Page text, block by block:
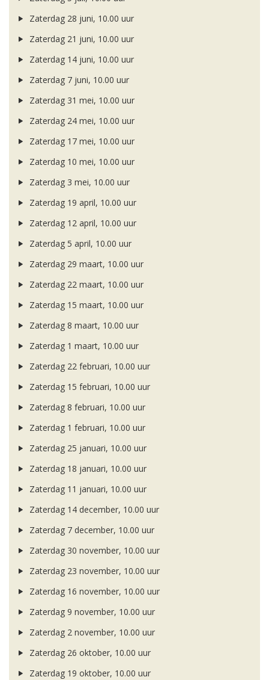
Zaterdag 28 juni, 10.00 uur
Zaterdag 21 juni, 10.00 uur
Zaterdag 14 juni, 10.00 uur
Zaterdag 7 juni, 10.00 uur
Zaterdag 31 mei, 10.00 uur
Zaterdag 24 mei, 10.00 uur
Zaterdag 17 mei, 10.00 uur
Zaterdag 10 mei, 10.00 uur
Zaterdag 3 mei, 10.00 uur
Zaterdag 19 april, 10.00 uur
Zaterdag 12 april, 10.00 uur
Zaterdag 5 april, 10.00 uur
Zaterdag 29 maart, 10.00 uur
Zaterdag 22 maart, 10.00 uur
Zaterdag 15 maart, 10.00 uur
Zaterdag 8 maart, 10.00 uur
Zaterdag 1 maart, 10.00 uur
Zaterdag 22 februari, 10.00 uur
Zaterdag 15 februari, 10.00 uur
Zaterdag 8 februari, 10.00 uur
Zaterdag 1 februari, 10.00 uur
Zaterdag 25 januari, 10.00 uur
Zaterdag 18 januari, 10.00 uur
Zaterdag 11 januari, 10.00 uur
Zaterdag 14 december, 10.00 uur
Zaterdag 7 december, 10.00 uur
Zaterdag 30 november, 10.00 uur
Zaterdag 23 november, 10.00 uur
Zaterdag 16 november, 10.00 uur
Zaterdag 9 november, 10.00 uur
Zaterdag 2 november, 10.00 uur
Zaterdag 26 oktober, 10.00 uur
Zaterdag 19 oktober, 10.00 uur